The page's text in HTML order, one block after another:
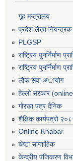
गृह मन्त्रालय
प्रदेश लेखा नियन्त्रक
PLGSP
राष्ट्रिय पुनर्निर्माण
राष्ट्रिय
लोक सेवा अायोग
हेल्लो सरकार (online
गोरखा पत्र दैनिक
शैक्षिक कार्यपत्रो
Online Khabar
चेष्टा साप्ताहिक
केन्द्रीय पंजिकरण